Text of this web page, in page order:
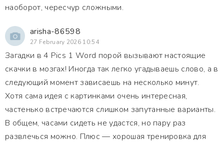
наоборот, чересчур сложными.
arisha-86598
27 February 2026 10:54
Загадки в 4 Pics 1 Word порой вызывают настоящие
скачки в мозгах! Иногда так легко угадываешь слово, а в
следующий момент зависаешь на несколько минут.
Хотя сама идея с картинками очень интересная,
частенько встречаются слишком запутанные варианты.
В общем, часами сидеть не удастся, но пару раз
развлечься можно. Плюс — хорошая тренировка для